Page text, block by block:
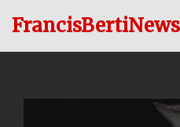
FrancisBertiNews